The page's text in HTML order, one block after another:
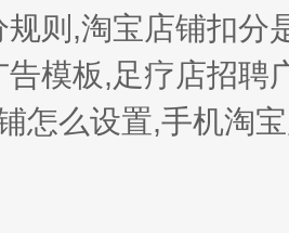
则,淘宝店铺扣分
告模板,足疗店招聘
怎么设置,手机淘